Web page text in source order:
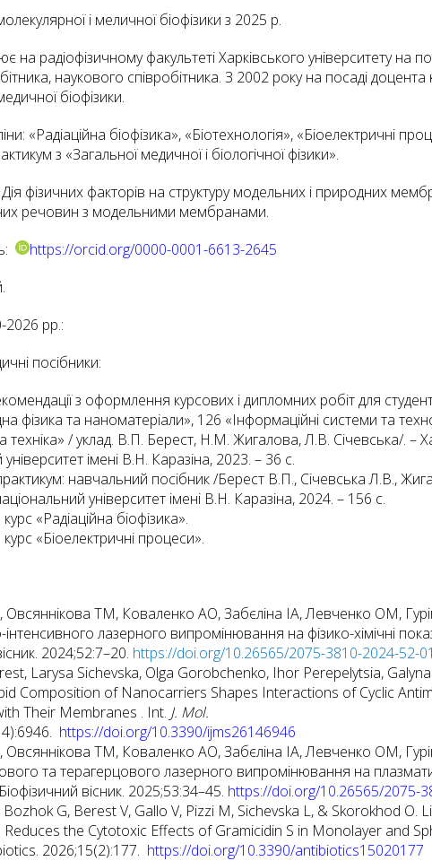
і меличної біофізики з 2025 р.
на радіофізичному факультеті Харківського університету на
наукового співробітника. З 2002 року на посаді
біофізики.
«Радіаційна біофізика», «Біотехнологія», «Біоелектричні
з «Загальної медичної і біологічної фізики».
Дія фізичних факторів на структуру модельних і природних
речовин з модельними мембранами.
https://orcid.org/0000-0001-6613-2645
2026 рр.:
посібники:
з оформлення курсових і дипломних робіт для
фізика та наноматеріали», 126 «Інформаційні системи та
техніка» / уклад. В.П. Берест, Н.М. Жигалова, Л.В. Січевська/. –
імені В.Н. Каразіна, 2023. – 36 с.
навчальний посібник /Берест В.П., Січевська Л.В.,
університет імені В.Н. Каразіна, 2024. – 156 с.
«Радіаційна біофізика».
«Біоелектричні процеси».
Овсяннікова ТМ, Коваленко АО, Забєліна ІА, Левченко ОМ,
лазерного випромінювання на фізико-хімічні
2024;52:7–20. https://doi.org/10.26565/2075-3810-2024-52-01
Larysa Sichevska, Olga Gorobchenko, Ihor Perepelytsia,
Composition of Nanocarriers Shapes Interactions of Cyclic
Their Membranes . Int. J. Mol.
https://doi.org/10.3390/ijms26146946
Овсяннікова ТМ, Коваленко АО, Забєліна ІА, Левченко ОМ,
та терагерцового лазерного випромінювання на
вісник. 2025;53:34–45. https://doi.org/10.26565/2075-
G, Berest V, Gallo V, Pizzi M, Sichevska L, & Skorokhod O.
Reduces the Cytotoxic Effects of Gramicidin S in Monolayer and
2026;15(2):177. https://doi.org/10.3390/antibiotics15020177